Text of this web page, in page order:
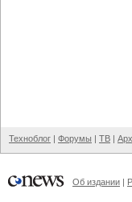
Техноблог | Форумы | ТВ |
Об издании |